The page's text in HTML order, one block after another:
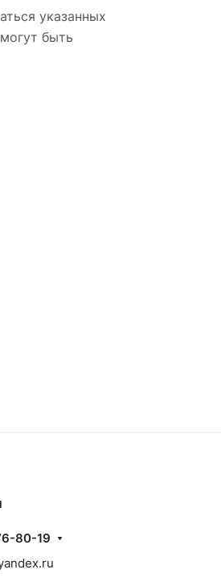
указанных
быть
80-19